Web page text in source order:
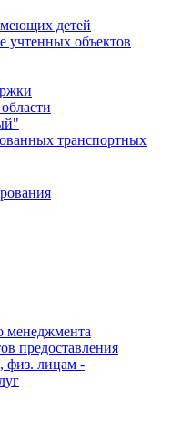
детей
учтенных объектов
транспортных
менеджмента
предоставления
физ. лицам -